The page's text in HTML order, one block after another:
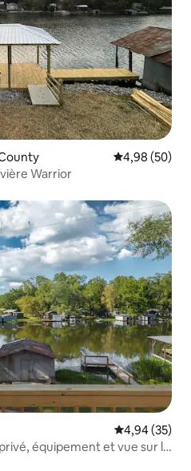
Évaluation
4,98 (50)
Warrior
Évaluation
4,94 (35)
équipement et vue sur la